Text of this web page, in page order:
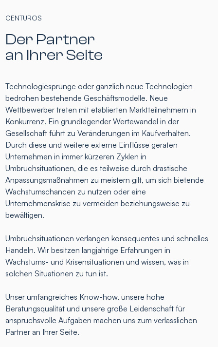
CENTUROS
Der Partner
an Ihrer Seite
Technologiesprünge oder gänzlich neue Technologien
bedrohen bestehende Geschäftsmodelle. Neue
Wettbewerber treten mit etablierten Marktteilnehmern in
Konkurrenz. Ein grundlegender Wertewandel in der
Gesellschaft führt zu Veränderungen im Kaufverhalten.
Durch diese und weitere externe Einflüsse geraten
Unternehmen in immer kürzeren Zyklen in
Umbruchsituationen, die es teilweise durch drastische
Anpassungsmaßnahmen zu meistern gilt, um sich bietende
Wachstumschancen zu nutzen oder eine
Unternehmenskrise zu vermeiden beziehungsweise zu
bewältigen.
Umbruchsituationen verlangen konsequentes und schnelles
Handeln. Wir besitzen langjährige Erfahrungen in
Wachstums- und Krisensituationen und wissen, was in
solchen Situationen zu tun ist.
Unser umfangreiches Know-how, unsere hohe
Beratungsqualität und unsere große Leidenschaft für
anspruchsvolle Aufgaben machen uns zum verlässlichen
Partner an Ihrer Seite.